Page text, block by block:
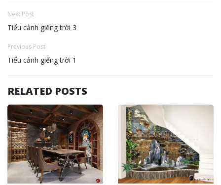
Next Post
Tiểu cảnh giếng trời 3
Previous Post
Tiểu cảnh giếng trời 1
RELATED POSTS